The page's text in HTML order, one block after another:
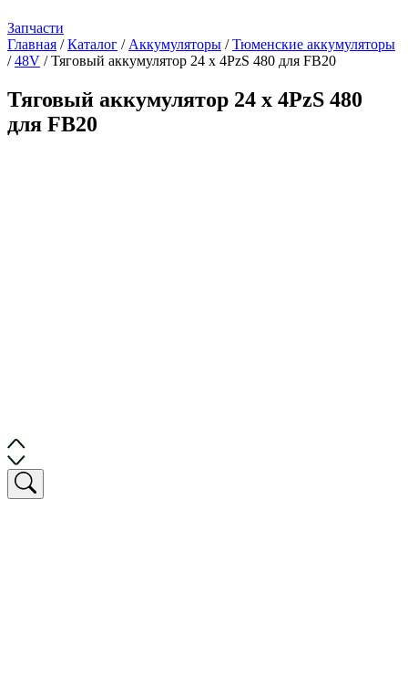
Запчасти
Главная /Каталог / Аккумуляторы /Тюменские аккумуляторы
/48V /Тяговый аккумулятор 24 x 4PzS 480 для FB20
Тяговый аккумулятор 24 x 4PzS 480
для FB20